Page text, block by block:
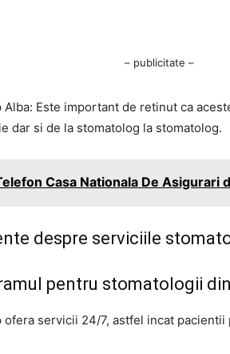
– publicitate –
Alba: Este important de retinut ca
dar si de la stomatolog la stomatolog.
Casa Nationala De Asigurari
despre serviciile
pentru stomatologii
servicii 24/7, astfel incat